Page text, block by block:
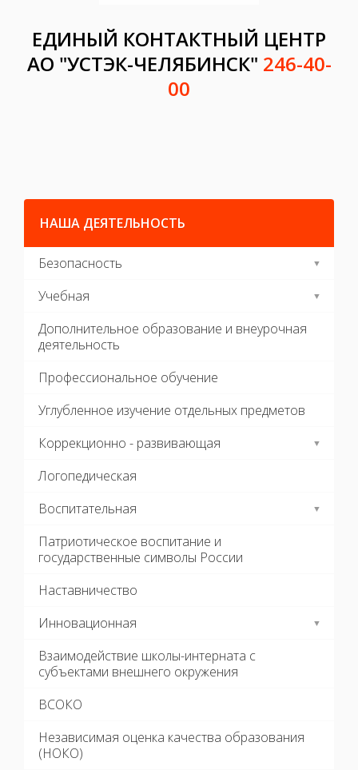
ЕДИНЫЙ КОНТАКТНЫЙ ЦЕНТР
АО "УСТЭК-ЧЕЛЯБИНСК" 246-40-
00
НАША ДЕЯТЕЛЬНОСТЬ
Безопасность
Учебная
Дополнительное образование и внеурочная
деятельность
Профессиональное обучение
Углубленное изучение отдельных предметов
Коррекционно - развивающая
Логопедическая
Воспитательная
Патриотическое воспитание и
государственные символы России
Наставничество
Инновационная
Взаимодействие школы-интерната с
субъектами внешнего окружения
ВСОКО
Независимая оценка качества образования
(НОКО)